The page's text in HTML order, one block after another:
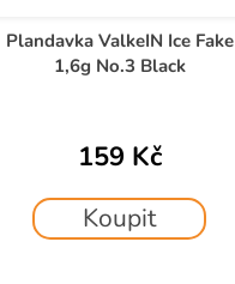
Plandavka ValkeIN Ice Fake
1,6g No.3 Black
159 Kč
Koupit